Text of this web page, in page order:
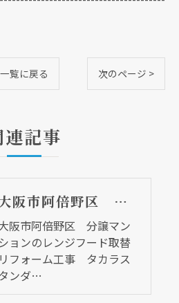
一覧に戻る 次のページ >
連記事
大阪市阿倍野区 分譲マンションのレンジフード取替リフォーム工事 タカラスタンダード
阪市阿倍野区 分譲マン
ションのレンジフード取替
リフォーム工事 タカラス
ンダ…